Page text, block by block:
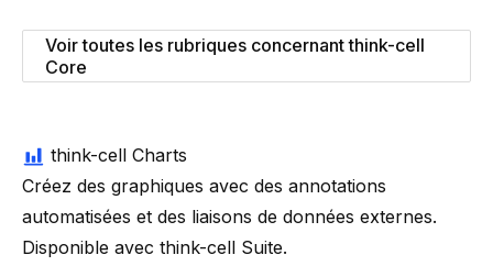
Voir toutes les rubriques concernant think-cell
Core
think-cell Charts
Créez des graphiques avec des annotations
automatisées et des liaisons de données externes.
Disponible avec think-cell Suite.